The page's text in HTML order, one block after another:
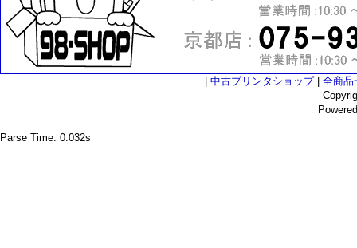
中古プリンタショップ| 全商品
Parse Time: 0.032s